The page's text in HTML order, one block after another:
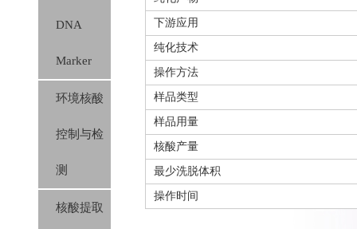
DNA
Marker
环境核酸
控制与检
测
核酸提取
下游应用
纯化技术
操作方法
样品类型
样品用量
核酸产量
最少洗脱体积
操作时间